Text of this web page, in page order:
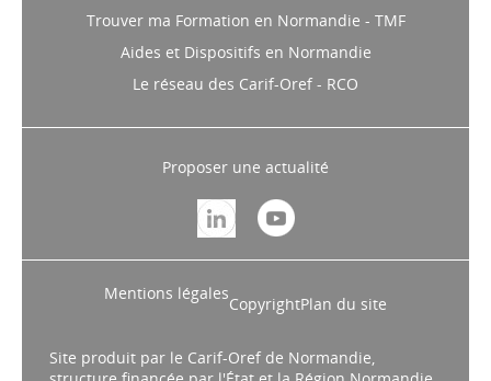
Trouver ma Formation en Normandie - TMF
Aides et Dispositifs en Normandie
Le réseau des Carif-Oref - RCO
Proposer une actualité
Mentions légales
CopyrightPlan du site
Site produit par le Carif-Oref de Normandie,